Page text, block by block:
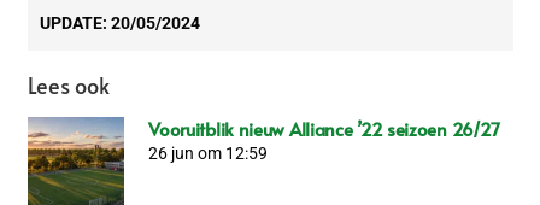
UPDATE: 20/05/2024
Lees ook
Vooruitblik nieuw Alliance ’22 seizoen 26/27
26 jun om 12:59